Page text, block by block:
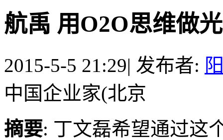
航禹 用O2O思维做
2015-5-5 21:29| 发布者:
中国企业家(北京
摘要: 丁文磊希望通过这